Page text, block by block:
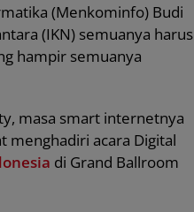
(Menkominfo) Budi
(IKN) semuanya harus
hampir semuanya
masa smart internetnya
menghadiri acara Digital
di Grand Ballroom